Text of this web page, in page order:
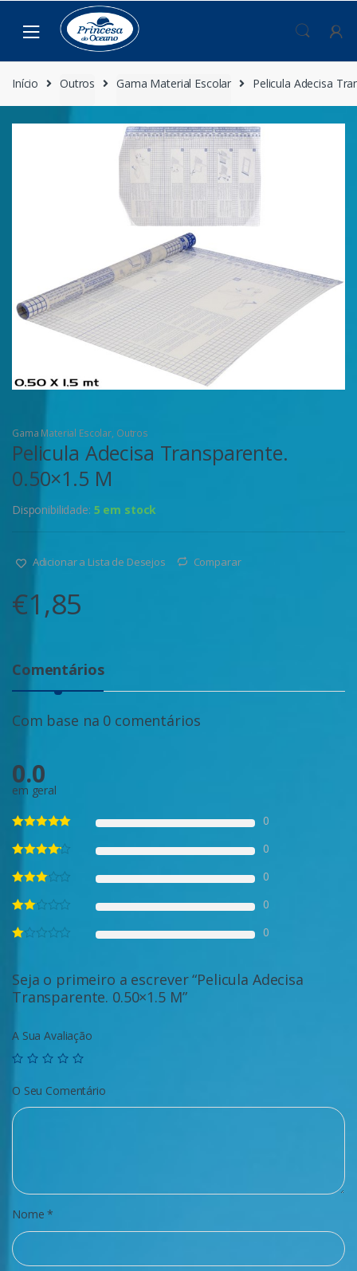
conteúdo
Início
Outros Gama Material Escolar Pelicula Adecisa
Gama Material Escolar, Outros
Pelicula Adecisa Transparente.
0.50×1.5 M
Disponibilidade: 5 em stock
Adicionar a Lista de Desejos Comparar
€1,85
Comentários
Com base na 0 comentários
0.0
em geral
0
0
0
0
0
Seja o primeiro a escrever “Pelicula Adecisa
Transparente. 0.50×1.5 M”
A Sua Avaliação
O Seu Comentário
Nome*